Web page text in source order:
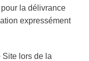
la délivrance
expressément
Site lors de la